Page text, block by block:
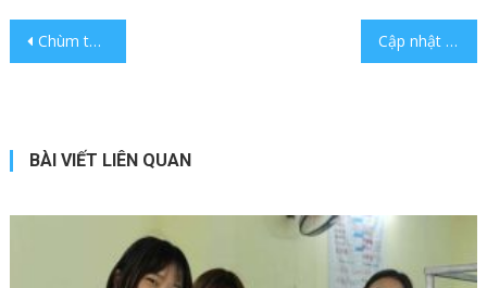
Điều hướng bài viết
Chùm thơ hay về tình bạn mà bạn không nên bỏ lỡ Cập nhật thông tin hệ học Trung cấp liên thông lên Đại học mới nhất
BÀI VIẾT LIÊN QUAN